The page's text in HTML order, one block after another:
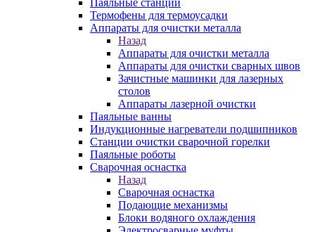
Паяльные станции
Термофены для термоусадки
Аппараты для очистки металла
Назад
Аппараты для очистки металла
Аппараты для очистки сварных швов
Зачистные машинки для лазерных
столов
Аппараты лазерной очистки
Паяльные ванны
Индукционные нагреватели подшипников
Станции очистки сварочной горелки
Паяльные роботы
Сварочная оснастка
Назад
Сварочная оснастка
Подающие механизмы
Блоки водяного охлаждения